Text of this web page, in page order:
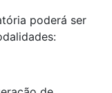
poderá ser